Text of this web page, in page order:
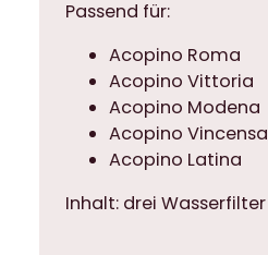
Passend für:
Acopino Roma
Acopino Vittoria
Acopino Modena
Acopino Vincensa
Acopino Latina
Inhalt: drei Wasserfilter